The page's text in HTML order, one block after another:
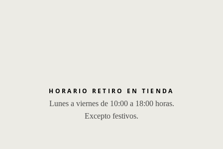
HORARIO RETIRO EN TIENDA
Lunes a viernes de 10:00 a 18:00 horas.
Excepto festivos.